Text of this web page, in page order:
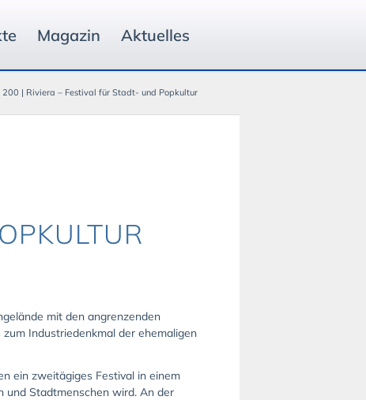
Magazin Aktuelles
200 | Riviera – Festival für Stadt- und Popkultur
mit den angrenzenden
Industriedenkmal der ehemaligen
ein zweitägiges Festival in einem
und Stadtmenschen wird. An der